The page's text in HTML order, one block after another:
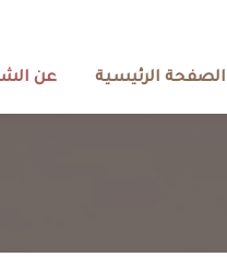
الصفحة الرئيسية عن